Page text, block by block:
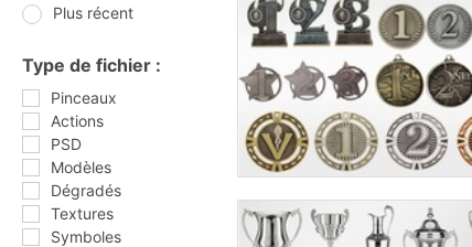
Plus récent
Type de fichier :
Pinceaux
Actions
PSD
Modèles
Dégradés
Textures
Symboles